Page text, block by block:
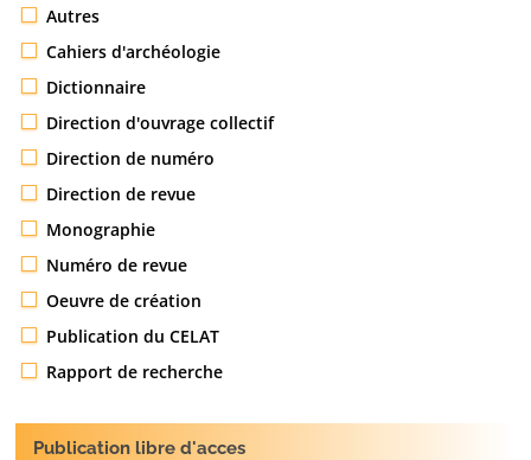
Autres
Cahiers d'archéologie
Dictionnaire
Direction d'ouvrage collectif
Direction de numéro
Direction de revue
Monographie
Numéro de revue
Oeuvre de création
Publication du CELAT
Rapport de recherche
Publication libre d'acces